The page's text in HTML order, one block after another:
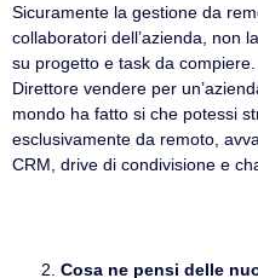
Sicuramente la gestione da
collaboratori dell’azienda, non
su progetto e task da
Direttore vendere per
mondo ha fatto si che potessi
esclusivamente da remoto,
CRM, drive di condivisione e
Cosa ne pensi delle